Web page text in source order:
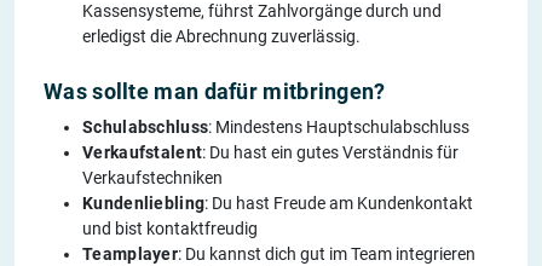
Kassensysteme, führst Zahlvorgänge durch und
erledigst die Abrechnung zuverlässig.
Was sollte man dafür mitbringen?
Schulabschluss: Mindestens Hauptschulabschluss
Verkaufstalent: Du hast ein gutes Verständnis für
Verkaufstechniken
Kundenliebling: Du hast Freude am Kundenkontakt
und bist kontaktfreudig
Teamplayer: Du kannst dich gut im Team integrieren